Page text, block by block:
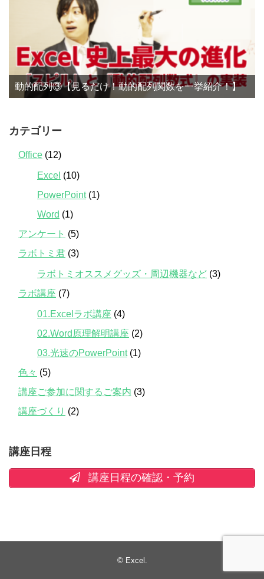
動的配列③【見るだけ！動的配列関数を一挙紹介！】
カテゴリー
Office (12)
Excel (10)
PowerPoint(1)
Word (1)
アンケート (5)
ラボトミ君 (3)
ラボトミオススメグッズ・周辺機器など (3)
ラボ講座 (7)
01.Excelラボ講座 (4)
02.Word原理解明講座 (2)
03.光速のPowerPoint(1)
色々 (5)
講座ご参加に関するご案内 (3)
講座づくり (2)
講座日程
講座日程の確認・予約
© Excel